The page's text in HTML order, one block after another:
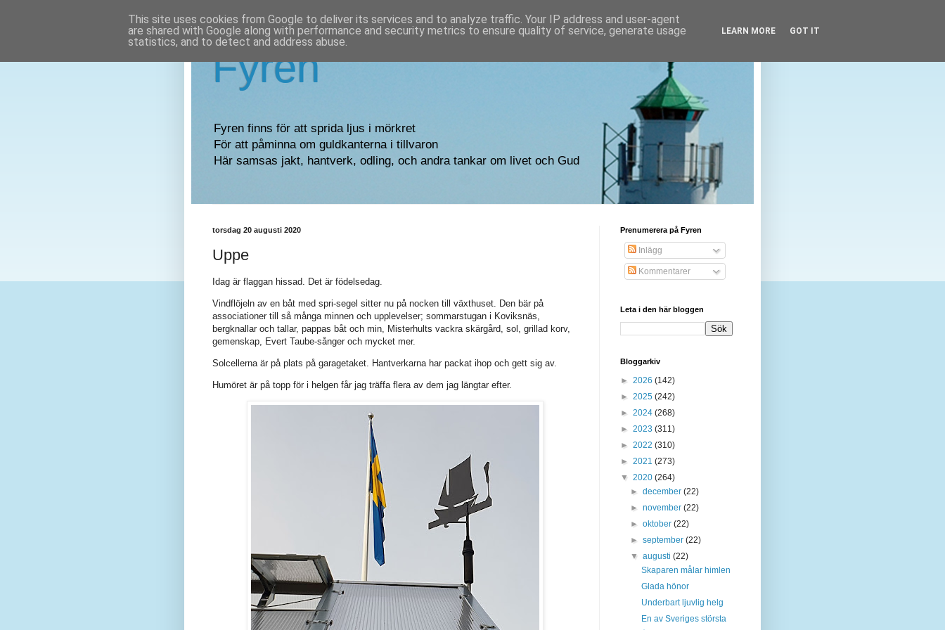
Fyren
Fyren finns för att sprida ljus i mörkret
För att påminna om guldkanterna i tillvaron
Här samsas jakt, hantverk, odling, och andra tankar om livet och Gud
torsdag 20 augusti 2020
Uppe
Idag är flaggan hissad. Det är födelsedag.
Vindflöjeln av en båt med spri-segel sitter nu på nocken till växthuset. Den bär på
associationer till så många minnen och upplevelser; sommarstugan i Koviksnäs,
bergknallar och tallar, pappas båt och min, Misterhults vackra skärgård, sol, grillad korv,
gemenskap, Evert Taube-sånger och mycket mer.
Solcellerna är på plats på garagetaket. Hantverkarna har packat ihop och gett sig av.
Humöret är på topp för i helgen får jag träffa flera av dem jag längtar efter.
Prenumerera på Fyren
Inlägg
Kommentarer
Leta i den här bloggen
Bloggarkiv
► 2026 (142)
► 2025 (242)
► 2024 (268)
► 2023 (311)
► 2022 (310)
► 2021 (273)
▼ 2020 (264)
►december(22)
►november(22)
►oktober(22)
►september(22)
▼augusti(22)
Skaparen målar himlen
Glada hönor
Underbart ljuvlig helg
En av Sveriges största
This site uses cookies from Google to deliver its services and to analyze traffic. Your IP address and user-agent
are shared with Google along with performance and security metrics to ensure quality of service, generate usage
statistics, and to detect and address abuse.
LEARN MORE GOT IT